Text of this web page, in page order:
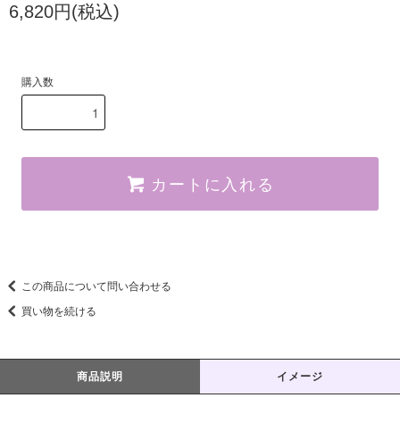
6,820円(税込)
購入数
カートに入れる
この商品について問い合わせる
買い物を続ける
商品説明 イメージ